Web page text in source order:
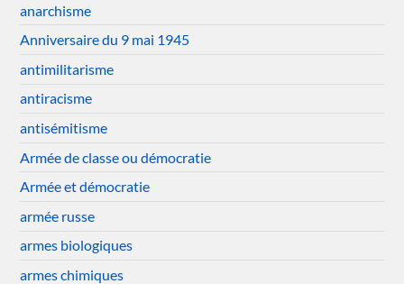
anarchisme
Anniversaire du 9 mai 1945
antimilitarisme
antiracisme
antisémitisme
Armée de classe ou démocratie
Armée et démocratie
armée russe
armes biologiques
armes chimiques